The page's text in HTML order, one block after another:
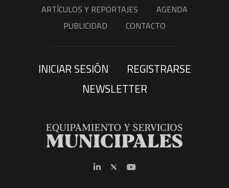
ARTÍCULOS Y REPORTAJES
AGENDA
PUBLICIDAD
CONTACTO
INICIAR SESIÓN
REGISTRARSE
NEWSLETTER